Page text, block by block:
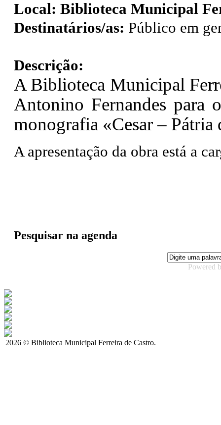
Local: Biblioteca Municipal
Destinatários/as: Público em
Descrição:
A Biblioteca Municipal
Antonino Fernandes para
monografia «Cesar – Pátria
A apresentação da obra está a
Pesquisar na agenda
Powered
2026 © Biblioteca Municipal Ferreira de Castro.